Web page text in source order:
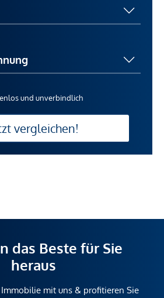
und unverbindlich
vergleichen!
das Beste für Sie
heraus
Immobilie mit uns & profitieren Sie